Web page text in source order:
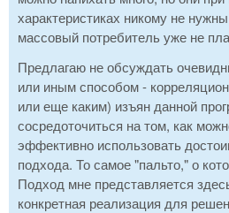
характеристиках никому не
массовый потребитель уже не
Предлагаю не обсуждать
или иным способом -
или еще каким) изъян данной
сосредоточиться на том, как
эффективно использовать
подхода. То самое "пальто," о
Подход мне представляется
конкретная реализация для